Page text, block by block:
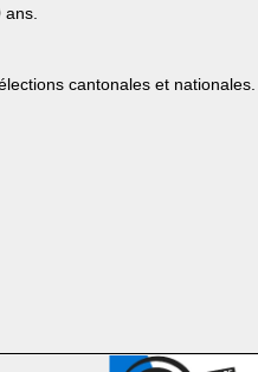
cantonales et